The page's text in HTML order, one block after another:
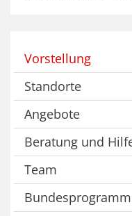
Vorstellung
Standorte
Angebote
Beratung und
Team
Bundesprogramm